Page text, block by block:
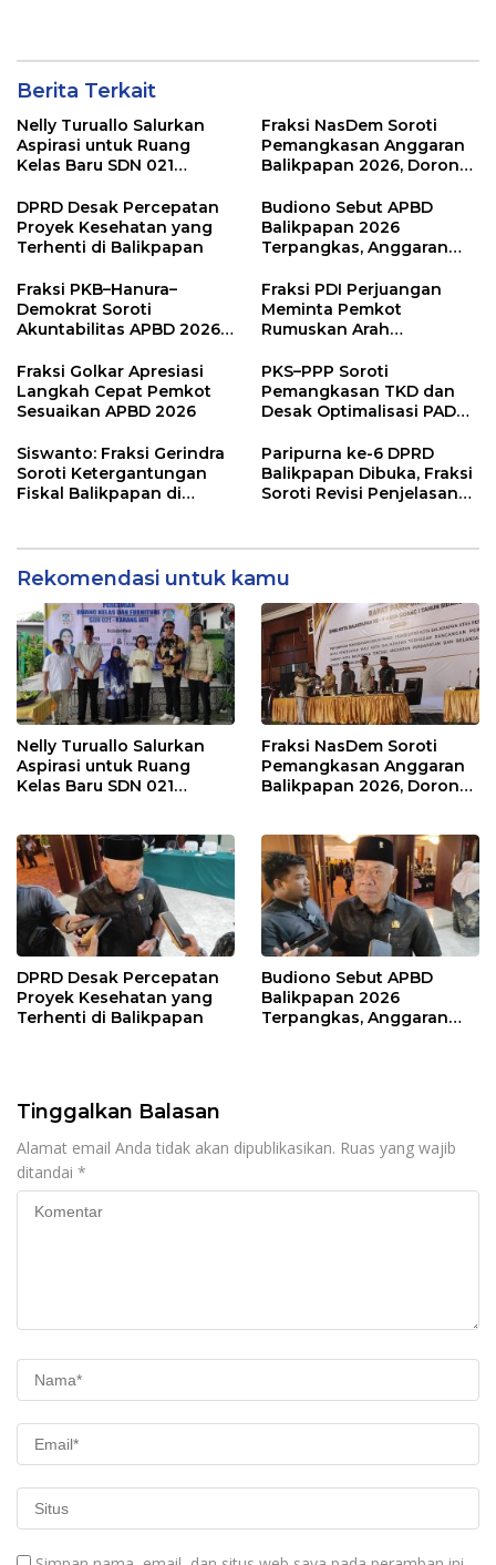
Berita Terkait
Nelly Turuallo Salurkan
Aspirasi untuk Ruang
Kelas Baru SDN 021
Fraksi NasDem Soroti
Pemangkasan Anggaran
Balikpapan 2026, Dorong
Publik
DPRD Desak Percepatan
Proyek Kesehatan yang
Terhenti di Balikpapan
Budiono Sebut APBD
Balikpapan 2026
Terpangkas, Anggaran
Fraksi PKB–Hanura–
Demokrat Soroti
Akuntabilitas APBD 2026
Pengawasan Belanja
Modal
Fraksi PDI Perjuangan
Meminta Pemkot
Rumuskan Arah
Terukur sebagai
Penyangga IKN
Fraksi Golkar Apresiasi
Langkah Cepat Pemkot
Sesuaikan APBD 2026
PKS–PPP Soroti
Pemangkasan TKD dan
Desak Optimalisasi PAD
Balikpapan 2026
Siswanto: Fraksi Gerindra
Soroti Ketergantungan
Fiskal Balikpapan di
Paripurna ke-6 DPRD
Balikpapan Dibuka, Fraksi
Soroti Revisi Penjelasan
Rekomendasi untuk kamu
Nelly Turuallo Salurkan
Aspirasi untuk Ruang
Kelas Baru SDN 021
Fraksi NasDem Soroti
Pemangkasan Anggaran
Balikpapan 2026, Dorong
DPRD Desak Percepatan
Proyek Kesehatan yang
Terhenti di Balikpapan
Budiono Sebut APBD
Balikpapan 2026
Terpangkas, Anggaran
Tinggalkan Balasan
Alamat email Anda tidak akan dipublikasikan. Ruas yang wajib
ditandai *